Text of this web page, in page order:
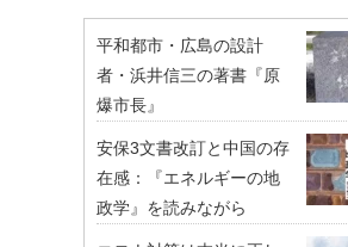
平和都市・広島の設計
者・浜井信三の著書『原
爆市長』
安保3文書改訂と中国の存
在感：『エネルギーの地
政学』を読みながら